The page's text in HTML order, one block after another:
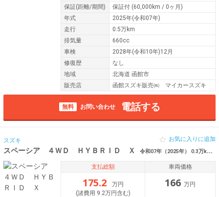
保証(距離/期間) 保証付 (60,000km / 0ヶ月)
年式
2025年(令和07年)
走行
0.5万km
排気量
660cc
車検
2028年(令和10年)12月
修復歴
なし
地域
北海道 函館市
販売店
函館スズキ販売㈱ マイカースズキ
無料 お問い合わせ 電話する
スズキ
スペーシア ４ＷＤ ＨＹＢＲＩＤ Ｘ 令和07年（2025年） 0.3万km 北海道函館市
お気に入りに追加
支払総額
175.2
万円
(諸費用 9.2万円含む)
車両価格
166 万円